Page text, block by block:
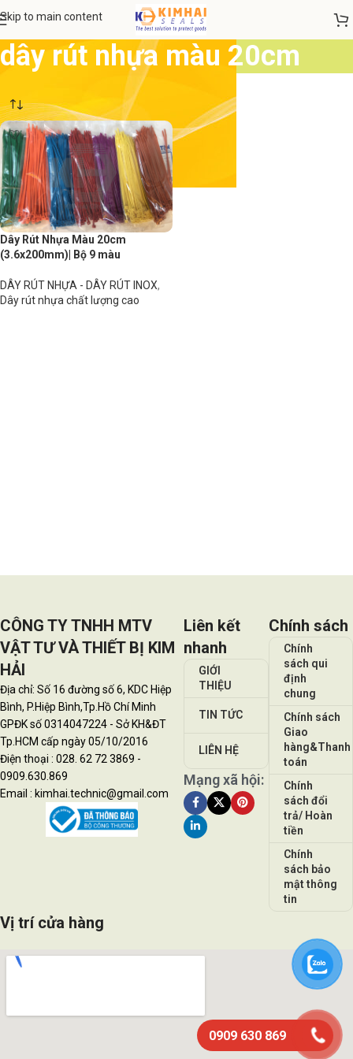
Skip to main content
dây rút nhựa màu 20cm
Dây Rút Nhựa Màu 20cm
(3.6x200mm)| Bộ 9 màu
DÂY RÚT NHỰA - DÂY RÚT INOX,
Dây rút nhựa chất lượng cao
CÔNG TY TNHH MTV
VẬT TƯ VÀ THIẾT BỊ KIM
HẢI
Địa chỉ: Số 16 đường số 6, KDC Hiệp
Bình, P.Hiệp Bình,Tp.Hồ Chí Minh
GPĐK số 0314047224 - Sở KH&ĐT
Tp.HCM cấp ngày 05/10/2016
Điện thoại : 028. 62 72 3869 -
0909.630.869
Email : kimhai.technic@gmail.com
Liên kết
nhanh
GIỚI
THIỆU
TIN TỨC
LIÊN HỆ
Mạng xã hội:
Chính sách
Chính
sách qui
định
chung
Chính sách
Giao
hàng&Thanh
toán
Chính
sách đổi
trả/ Hoàn
tiền
Chính
sách bảo
mật thông
tin
Vị trí cửa hàng
0909 630 869